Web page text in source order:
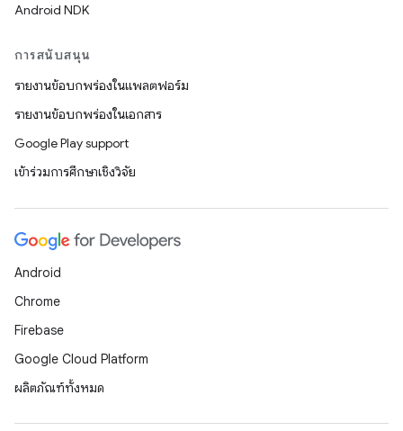
Android NDK
การสนับสนุน
รายงานข้อบกพร่องในแพลตฟอร์ม
รายงานข้อบกพร่องในเอกสาร
Google Play support
เข้าร่วมการศึกษาเชิงวิจัย
Android
Chrome
Firebase
Google Cloud Platform
ผลิตภัณฑ์ทั้งหมด